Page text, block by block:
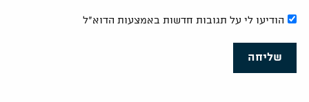
הודיעו לי על תגובות חדשות באמצעות הדוא"ל
שליחה